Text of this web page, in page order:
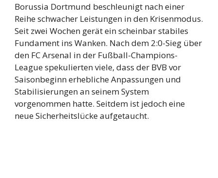
Borussia Dortmund beschleunigt nach einer
Reihe schwacher Leistungen in den Krisenmodus.
Seit zwei Wochen gerät ein scheinbar stabiles
Fundament ins Wanken. Nach dem 2:0-Sieg über
den FC Arsenal in der Fußball-Champions-
League spekulierten viele, dass der BVB vor
Saisonbeginn erhebliche Anpassungen und
Stabilisierungen an seinem System
vorgenommen hatte. Seitdem ist jedoch eine
neue Sicherheitslücke aufgetaucht.